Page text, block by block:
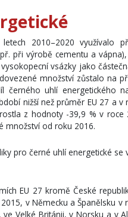
2010–2020 využívalo
při výrobě cementu a
vsázky jako
množství zůstalo na
černého uhlí energetického
nižší než průměr EU 27 a
z hodnoty -39,9 % v
množství od roku 2016.
pro černé uhlí energetické
EU 27 kromě České
v Německu a Španělsku v
Velké Británii, v Norsku a v